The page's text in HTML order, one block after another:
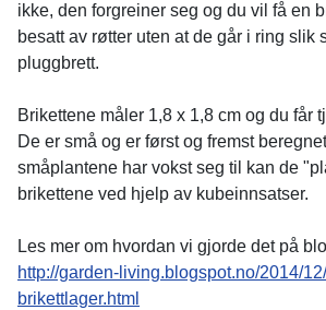
ikke, den forgreiner seg og du vil få en
besatt av røtter uten at de går i ring slik
pluggbrett.
Brikettene måler 1,8 x 1,8 cm og du får
De er små og er først og fremst
småplantene har vokst seg til kan de
brikettene ved hjelp av kubeinnsatser.
Les mer om hvordan vi gjorde det på
http://garden-living.blogspot.no/2014/
brikettlager.html